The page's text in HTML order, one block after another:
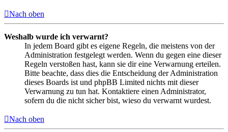
Nach oben
Weshalb wurde ich verwarnt?
In jedem Board gibt es eigene Regeln, die meistens von der
Administration festgelegt werden. Wenn du gegen eine dieser
Regeln verstoßen hast, kann sie dir eine Verwarnung erteilen.
Bitte beachte, dass dies die Entscheidung der Administration
dieses Boards ist und phpBB Limited nichts mit dieser
Verwarnung zu tun hat. Kontaktiere einen Administrator,
sofern du die nicht sicher bist, wieso du verwarnt wurdest.
Nach oben